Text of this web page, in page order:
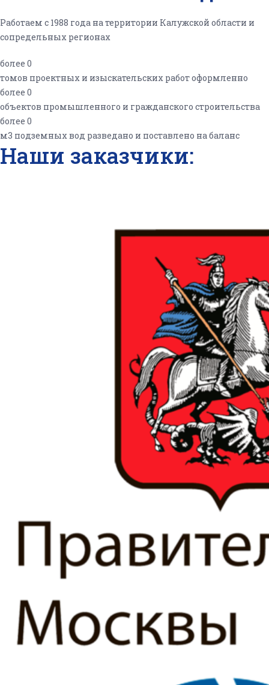
Работаем с 1988 года на территории Калужской области и
сопредельных регионах
более 0
томов проектных и изыскательских работ оформленно
более 0
объектов промышленного и гражданского строительства
более 0
м3 подземных вод разведано и поставлено на баланс
Наши заказчики: